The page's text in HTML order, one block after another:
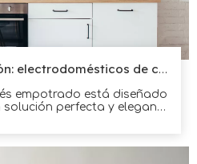
Escenario de aplicación: electrodomésticos de cocina
empotrado está diseñado
perfecta y elegante
cualquier decoración de